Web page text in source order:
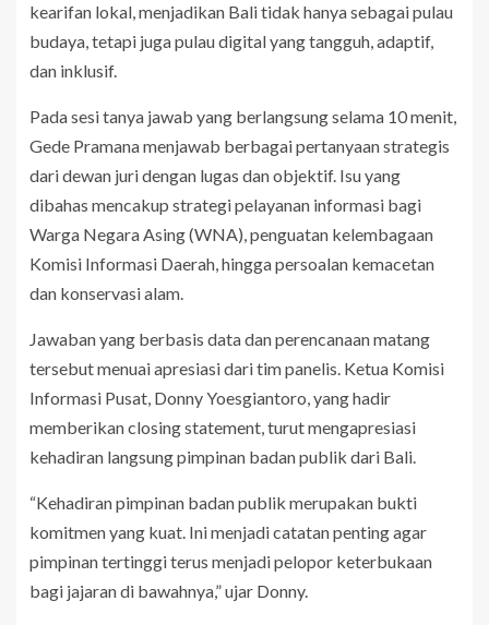
kearifan lokal, menjadikan Bali tidak hanya sebagai pulau
budaya, tetapi juga pulau digital yang tangguh, adaptif,
dan inklusif.
Pada sesi tanya jawab yang berlangsung selama 10 menit,
Gede Pramana menjawab berbagai pertanyaan strategis
dari dewan juri dengan lugas dan objektif. Isu yang
dibahas mencakup strategi pelayanan informasi bagi
Warga Negara Asing (WNA), penguatan kelembagaan
Komisi Informasi Daerah, hingga persoalan kemacetan
dan konservasi alam.
Jawaban yang berbasis data dan perencanaan matang
tersebut menuai apresiasi dari tim panelis. Ketua Komisi
Informasi Pusat, Donny Yoesgiantoro, yang hadir
memberikan closing statement, turut mengapresiasi
kehadiran langsung pimpinan badan publik dari Bali.
“Kehadiran pimpinan badan publik merupakan bukti
komitmen yang kuat. Ini menjadi catatan penting agar
pimpinan tertinggi terus menjadi pelopor keterbukaan
bagi jajaran di bawahnya,” ujar Donny.